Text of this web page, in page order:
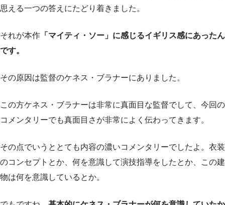
思える一つの答えにたどり着きました。
それが本作 「マイティ・ソー」に感じるイギリス感にあったん
です。
その原因は監督のケネス・ブラナーにありました。
この方ケネス・ブラナーは非常に真面目な監督でして、今回の
コメンタリーでも真面目さが非常によく伝わってきます。
その点でいうととても内容の濃いコメンタリーでしたよ。衣装
のコンセプトとか、何を意識して演技指導をしたとか、この建
物は何を意識しているとか。